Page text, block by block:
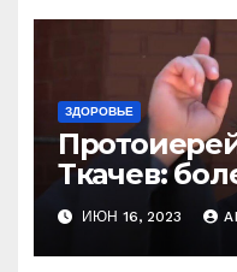
ЗДОРОВЬЕ
Ткачев:
— это
Вот те раз!
ИЮН 16, 2023